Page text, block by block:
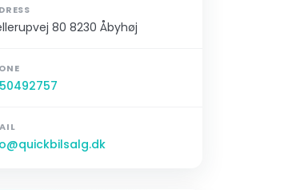
80 8230 Åbyhøj